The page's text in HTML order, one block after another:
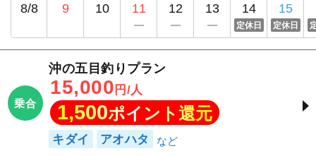
8/8 9 10 11 12 13 14
定休日
15
定休日
乗合
沖の五目釣りプラン
15,000 円/人
1,500ポイント還元
キダイ アオハタ